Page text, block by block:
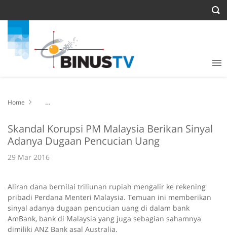
Home
Skandal Korupsi PM Malaysia Berikan Sinyal
Adanya Dugaan Pencucian Uang
29 Mar 2016
Aliran dana bernilai triliunan rupiah mengalir ke rekening
pribadi Perdana Menteri Malaysia. Temuan ini memberikan
sinyal adanya dugaan pencucian uang di dalam bank
AmBank, bank di Malaysia yang juga sebagian sahamnya
dimiliki ANZ Bank asal Australia.